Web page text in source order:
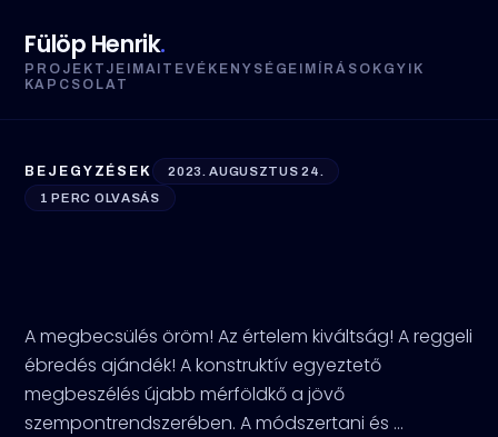
Fülöp Henrik.
PROJEKTJEIM AI TEVÉKENYSÉGEIM ÍRÁSOK GYIK
KAPCSOLAT
BEJEGYZÉSEK
2023. AUGUSZTUS 24.
1 PERC OLVASÁS
A megbecsülés öröm! Az értelem kiváltság! A reggeli
ébredés ajándék! A konstruktív egyeztető
megbeszélés újabb mérföldkő a jövő
szempontrendszerében. A módszertani és ...